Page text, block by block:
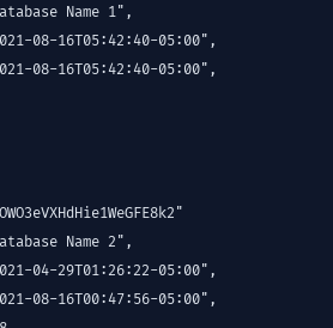
Name 1",
08-16T05:42:40-05:00",
08-16T05:42:40-05:00",
Name 2",
04-29T01:26:22-05:00",
08-16T00:47:56-05:00",